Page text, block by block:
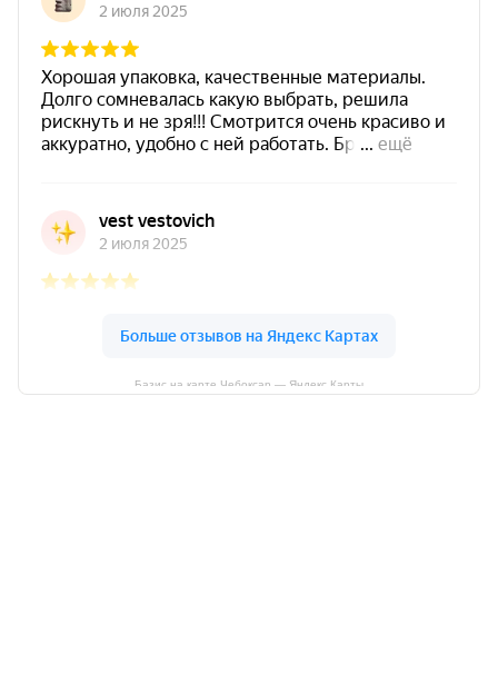
Базис на карте Чебоксар — Яндекс Карты